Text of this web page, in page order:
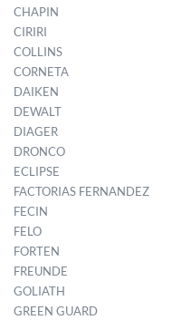
CHAPIN
CIRIRI
COLLINS
CORNETA
DAIKEN
DEWALT
DIAGER
DRONCO
ECLIPSE
FACTORIAS FERNANDEZ
FECIN
FELO
FORTEN
FREUNDE
GOLIATH
GREEN GUARD